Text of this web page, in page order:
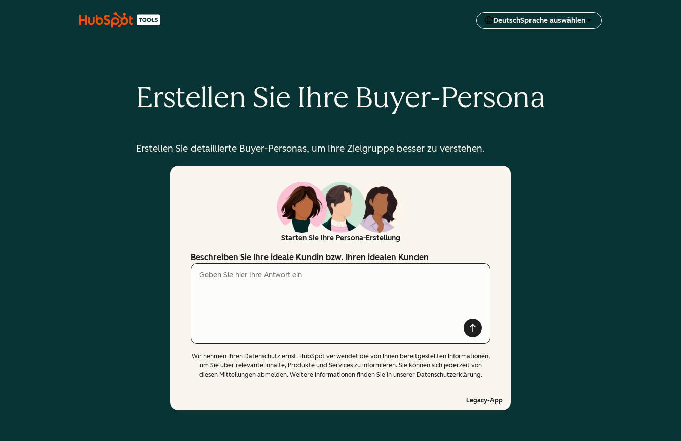
DeutschSprache auswählen
Erstellen Sie Ihre Buyer-Persona
Erstellen Sie detaillierte Buyer-Personas, um Ihre Zielgruppe besser zu verstehen.
Starten Sie Ihre Persona-Erstellung
Beschreiben Sie Ihre ideale Kundin bzw. Ihren idealen Kunden
Wir nehmen Ihren Datenschutz ernst. HubSpot verwendet die von Ihnen bereitgestellten Informationen,
um Sie über relevante Inhalte, Produkte und Services zu informieren. Sie können sich jederzeit von
diesen Mitteilungen abmelden. Weitere Informationen finden Sie in unserer Datenschutzerklärung.
Legacy-App